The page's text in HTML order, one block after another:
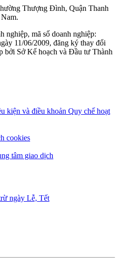
Thượng Đình, Quận Thanh
nghiệp, mã số doanh nghiệp:
11/06/2009, đăng ký thay đổi
bởi Sở Kế hoạch và Đầu tư Thành
kiện và điều khoản Quy chế hoạt
cookies
tâm giao dịch
ngày Lễ, Tết